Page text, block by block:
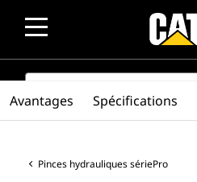
SEARCH
Pinces hydrauliques sériePro
Avantages Spécifications